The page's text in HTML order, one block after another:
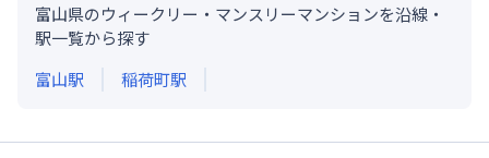
富山県のウィークリー・マンスリーマンションを沿線・
駅一覧から探す
富山駅 稲荷町駅